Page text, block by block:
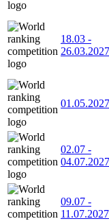
18.03 -
26.03.2027
01.05.2027
02.07 -
04.07.2027
09.07 -
11.07.2027